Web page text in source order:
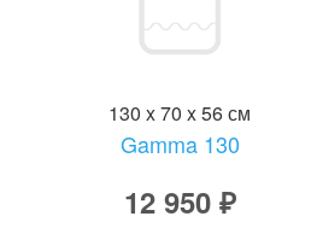
130 x 70 x 56 см
Gamma 130
12 950 ₽